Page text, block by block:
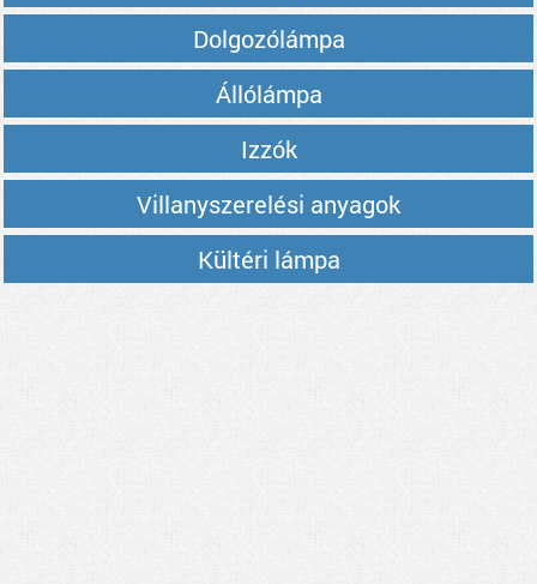
Dolgozólámpa
Állólámpa
Izzók
Villanyszerelési anyagok
Kültéri lámpa